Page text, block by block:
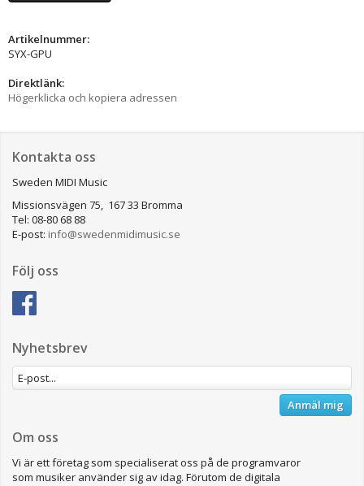
Artikelnummer:
SYX-GPU
Direktlänk:
Högerklicka och kopiera adressen
Kontakta oss
Sweden MIDI Music
Missionsvägen 75, 167 33 Bromma
Tel: 08-80 68 88
E-post: info@swedenmidimusic.se
Följ oss
Nyhetsbrev
Anmäl mig
Om oss
Vi är ett företag som specialiserat oss på de programvaror
som musiker använder sig av idag. Förutom de digitala